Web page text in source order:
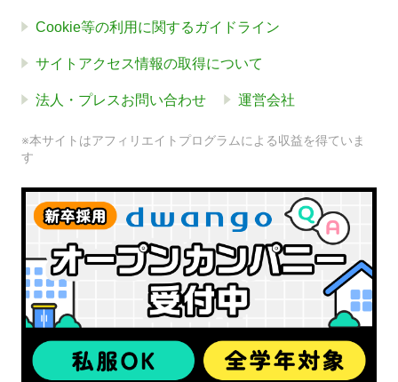
Cookie等の利用に関するガイドライン
サイトアクセス情報の取得について
法人・プレスお問い合わせ 運営会社
※本サイトはアフィリエイトプログラムによる収益を得ていま
す